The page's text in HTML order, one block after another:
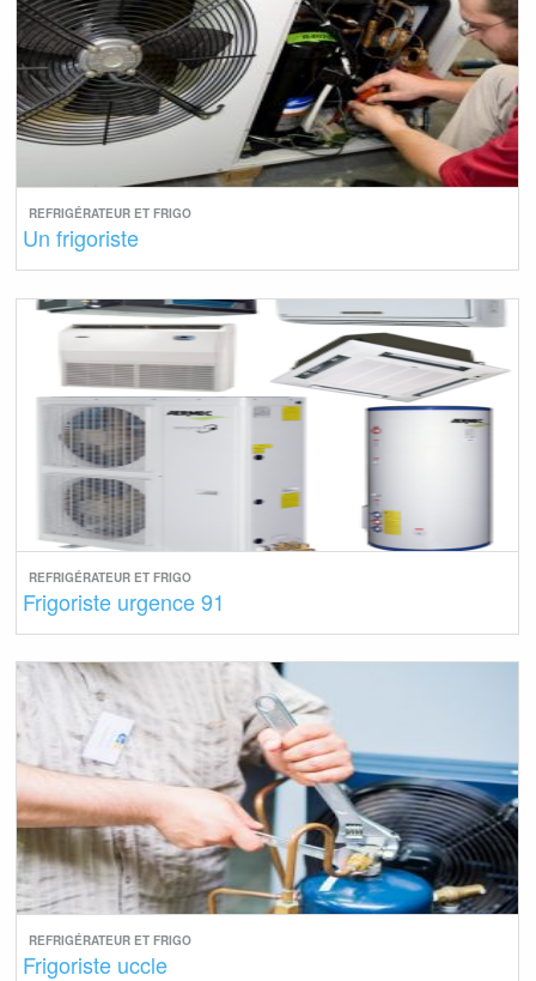
REFRIGÉRATEUR ET FRIGO
Un frigoriste
REFRIGÉRATEUR ET FRIGO
Frigoriste urgence 91
REFRIGÉRATEUR ET FRIGO
Frigoriste uccle